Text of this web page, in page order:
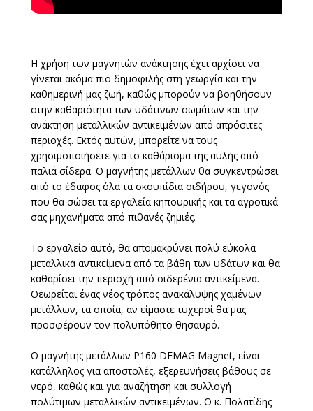
Η χρήση των μαγνητών ανάκτησης έχει αρχίσει να
γίνεται ακόμα πιο δημοφιλής στη γεωργία και την
καθημερινή μας ζωή, καθώς μπορούν να βοηθήσουν
στην καθαριότητα των υδάτινων σωμάτων και την
ανάκτηση μεταλλικών αντικειμένων από απρόσιτες
περιοχές. Εκτός αυτών, μπορείτε να τους
χρησιμοποιήσετε για το καθάρισμα της αυλής από
παλιά σίδερα. Ο μαγνήτης μετάλλων θα συγκεντρώσει
από το έδαφος όλα τα σκουπίδια σιδήρου, γεγονός
που θα σώσει τα εργαλεία κηπουρικής και τα αγροτικά
σας μηχανήματα από πιθανές ζημιές.
Το εργαλείο αυτό, θα απομακρύνει πολύ εύκολα
μεταλλικά αντικείμενα από τα βάθη των υδάτων και θα
καθαρίσει την περιοχή από σιδερένια αντικείμενα.
Θεωρείται ένας νέος τρόπος ανακάλυψης χαμένων
μετάλλων, τα οποία, αν είμαστε τυχεροί θα μας
προσφέρουν τον πολυπόθητο θησαυρό.
Ο μαγνήτης μετάλλων P160 DEMAG Magnet, είναι
κατάλληλος για αποστολές, εξερευνήσεις βάθους σε
νερό, καθώς και για αναζήτηση και συλλογή
πολύτιμων μεταλλικών αντικειμένων. Ο κ. Πολατίδης